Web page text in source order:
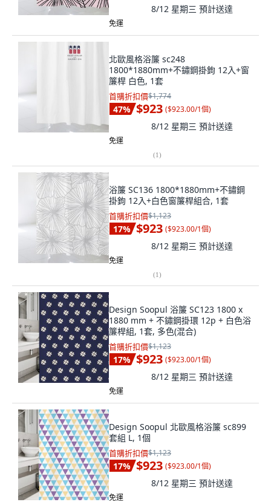
8/12 星期三 預計送達
免運
北歐風格浴簾 sc248
1800*1880mm+不鏽鋼掛鉤 12入+窗
簾桿 白色, 1套
首購折扣價$1,774
47% $923 ($923.00/1個)
8/12 星期三 預計送達
免運
(1)
浴簾 SC136 1800*1880mm+不鏽鋼
掛鉤 12入+白色窗簾桿組合, 1套
首購折扣價$1,123
17% $923 ($923.00/1個)
8/12 星期三 預計送達
免運
(1)
Design Soopul 浴簾 SC123 1800 x
1880 mm + 不鏽鋼掛環 12p + 白色浴
簾桿組, 1套, 多色(混合)
首購折扣價$1,123
17% $923 ($923.00/1個)
8/12 星期三 預計送達
免運
Design Soopul 北歐風格浴簾 sc899
套組 L, 1個
首購折扣價$1,123
17% $923 ($923.00/1個)
8/12 星期三 預計送達
免運